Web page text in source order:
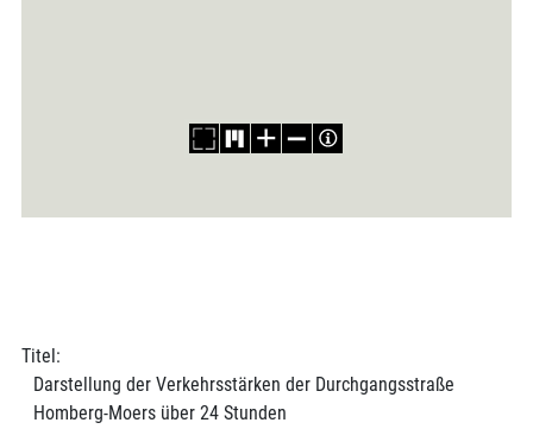
Titel:
Darstellung der Verkehrsstärken der Durchgangsstraße
Homberg-Moers über 24 Stunden